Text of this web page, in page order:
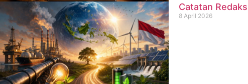
Catatan
8 April 2026